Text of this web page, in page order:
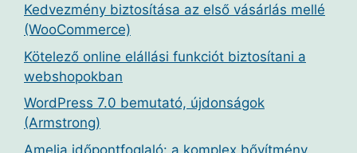
Kedvezmény biztosítása az első vásárlás mellé
(WooCommerce)
Kötelező online elállási funkciót biztosítani a
webshopokban
WordPress 7.0 bemutató, újdonságok
(Armstrong)
Amelia időpontfoglaló: a komplex bővítmény